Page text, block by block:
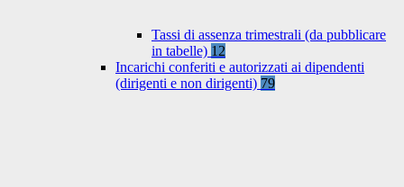
Tassi di assenza trimestrali (da pubblicare
in tabelle) 12
Incarichi conferiti e autorizzati ai dipendenti
(dirigenti e non dirigenti) 79